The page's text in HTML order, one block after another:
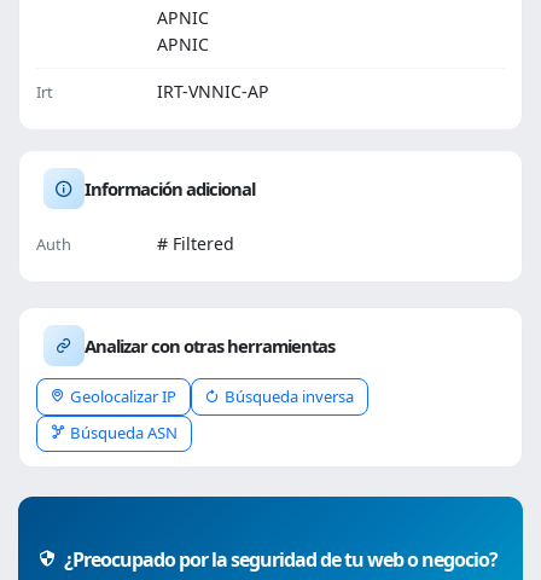
APNIC
APNIC
Irt IRT-VNNIC-AP
Información adicional
Auth # Filtered
Analizar con otras herramientas
Geolocalizar IP
Búsqueda inversa
Búsqueda ASN
¿Preocupado por la seguridad de tu web o negocio?